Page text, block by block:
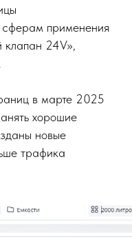
сферам применения
клапан 24V»,
в марте 2025
хорошие
новые
трафика